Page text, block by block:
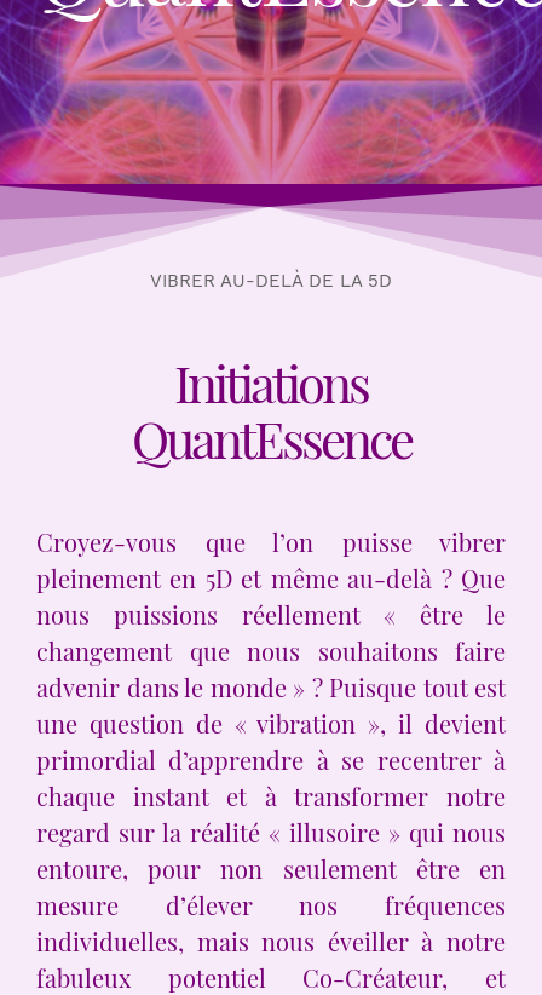
VIBRER AU-DELÀ DE LA 5D
Initiations
QuantEssence
Croyez-vous que l’on puisse vibrer
pleinement en 5D et même au-delà ? Que
nous puissions réellement « être le
changement que nous souhaitons faire
advenir dans le monde » ? Puisque tout est
une question de « vibration », il devient
primordial d’apprendre à se recentrer à
chaque instant et à transformer notre
regard sur la réalité « illusoire » qui nous
entoure, pour non seulement être en
mesure d’élever nos fréquences
individuelles, mais nous éveiller à notre
fabuleux potentiel Co-Créateur, et